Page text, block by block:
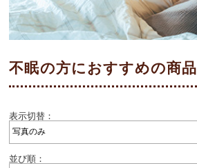
不眠の方におすすめの商品
表示切替：
並び順：